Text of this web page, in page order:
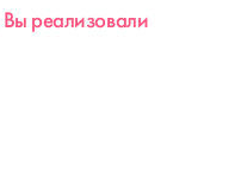
Вы реализовали